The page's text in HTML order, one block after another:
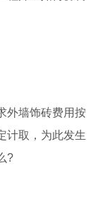
外墙饰砖费用按
计取，为此发生
?